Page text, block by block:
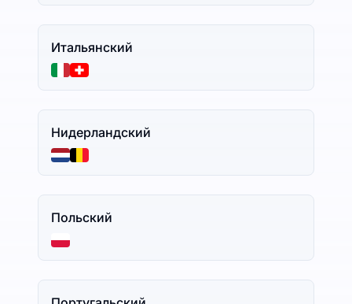
Итальянский
Нидерландский
Польский